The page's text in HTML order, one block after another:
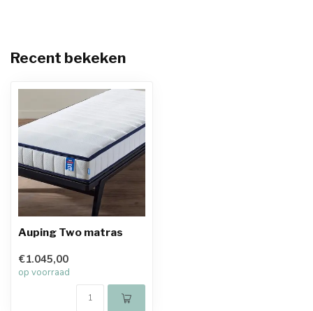
Recent bekeken
Auping Two matras
€1.045,00
op voorraad